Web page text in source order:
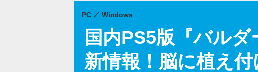
国内PS5版『バル
新情報！脳に植え
PC Windows